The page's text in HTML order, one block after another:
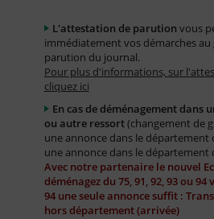
L'attestation de parution vous
immédiatement vos démarches
parution du journal.
Pour plus d'informations, sur
cliquez ici
En cas de déménagement dans
ou autre ressort(changement de
une annonce dans le département
une annonce dans le département
Avec notre partenaire le nouvel
déménagez du 75, 91, 92, 93 ou 94
94 une seule annonce suffit :
hors département (arrivée)